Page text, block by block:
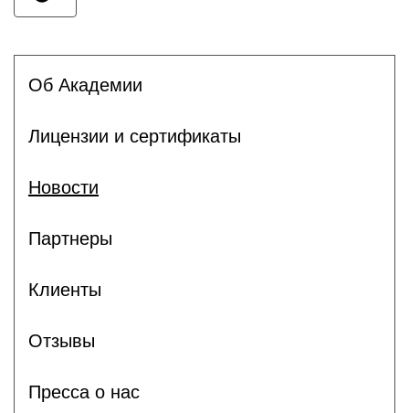
Об Академии
Лицензии и сертификаты
Новости
Партнеры
Клиенты
Отзывы
Пресса о нас